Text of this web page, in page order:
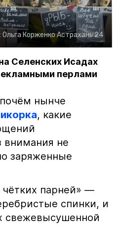
Ольга КорженкоАстрахань 24
Селенских Исадах
перлами
нынче
икорка, какие
внимания не
заряженные
чётких парней» —
спинки, и
свежевысушенной